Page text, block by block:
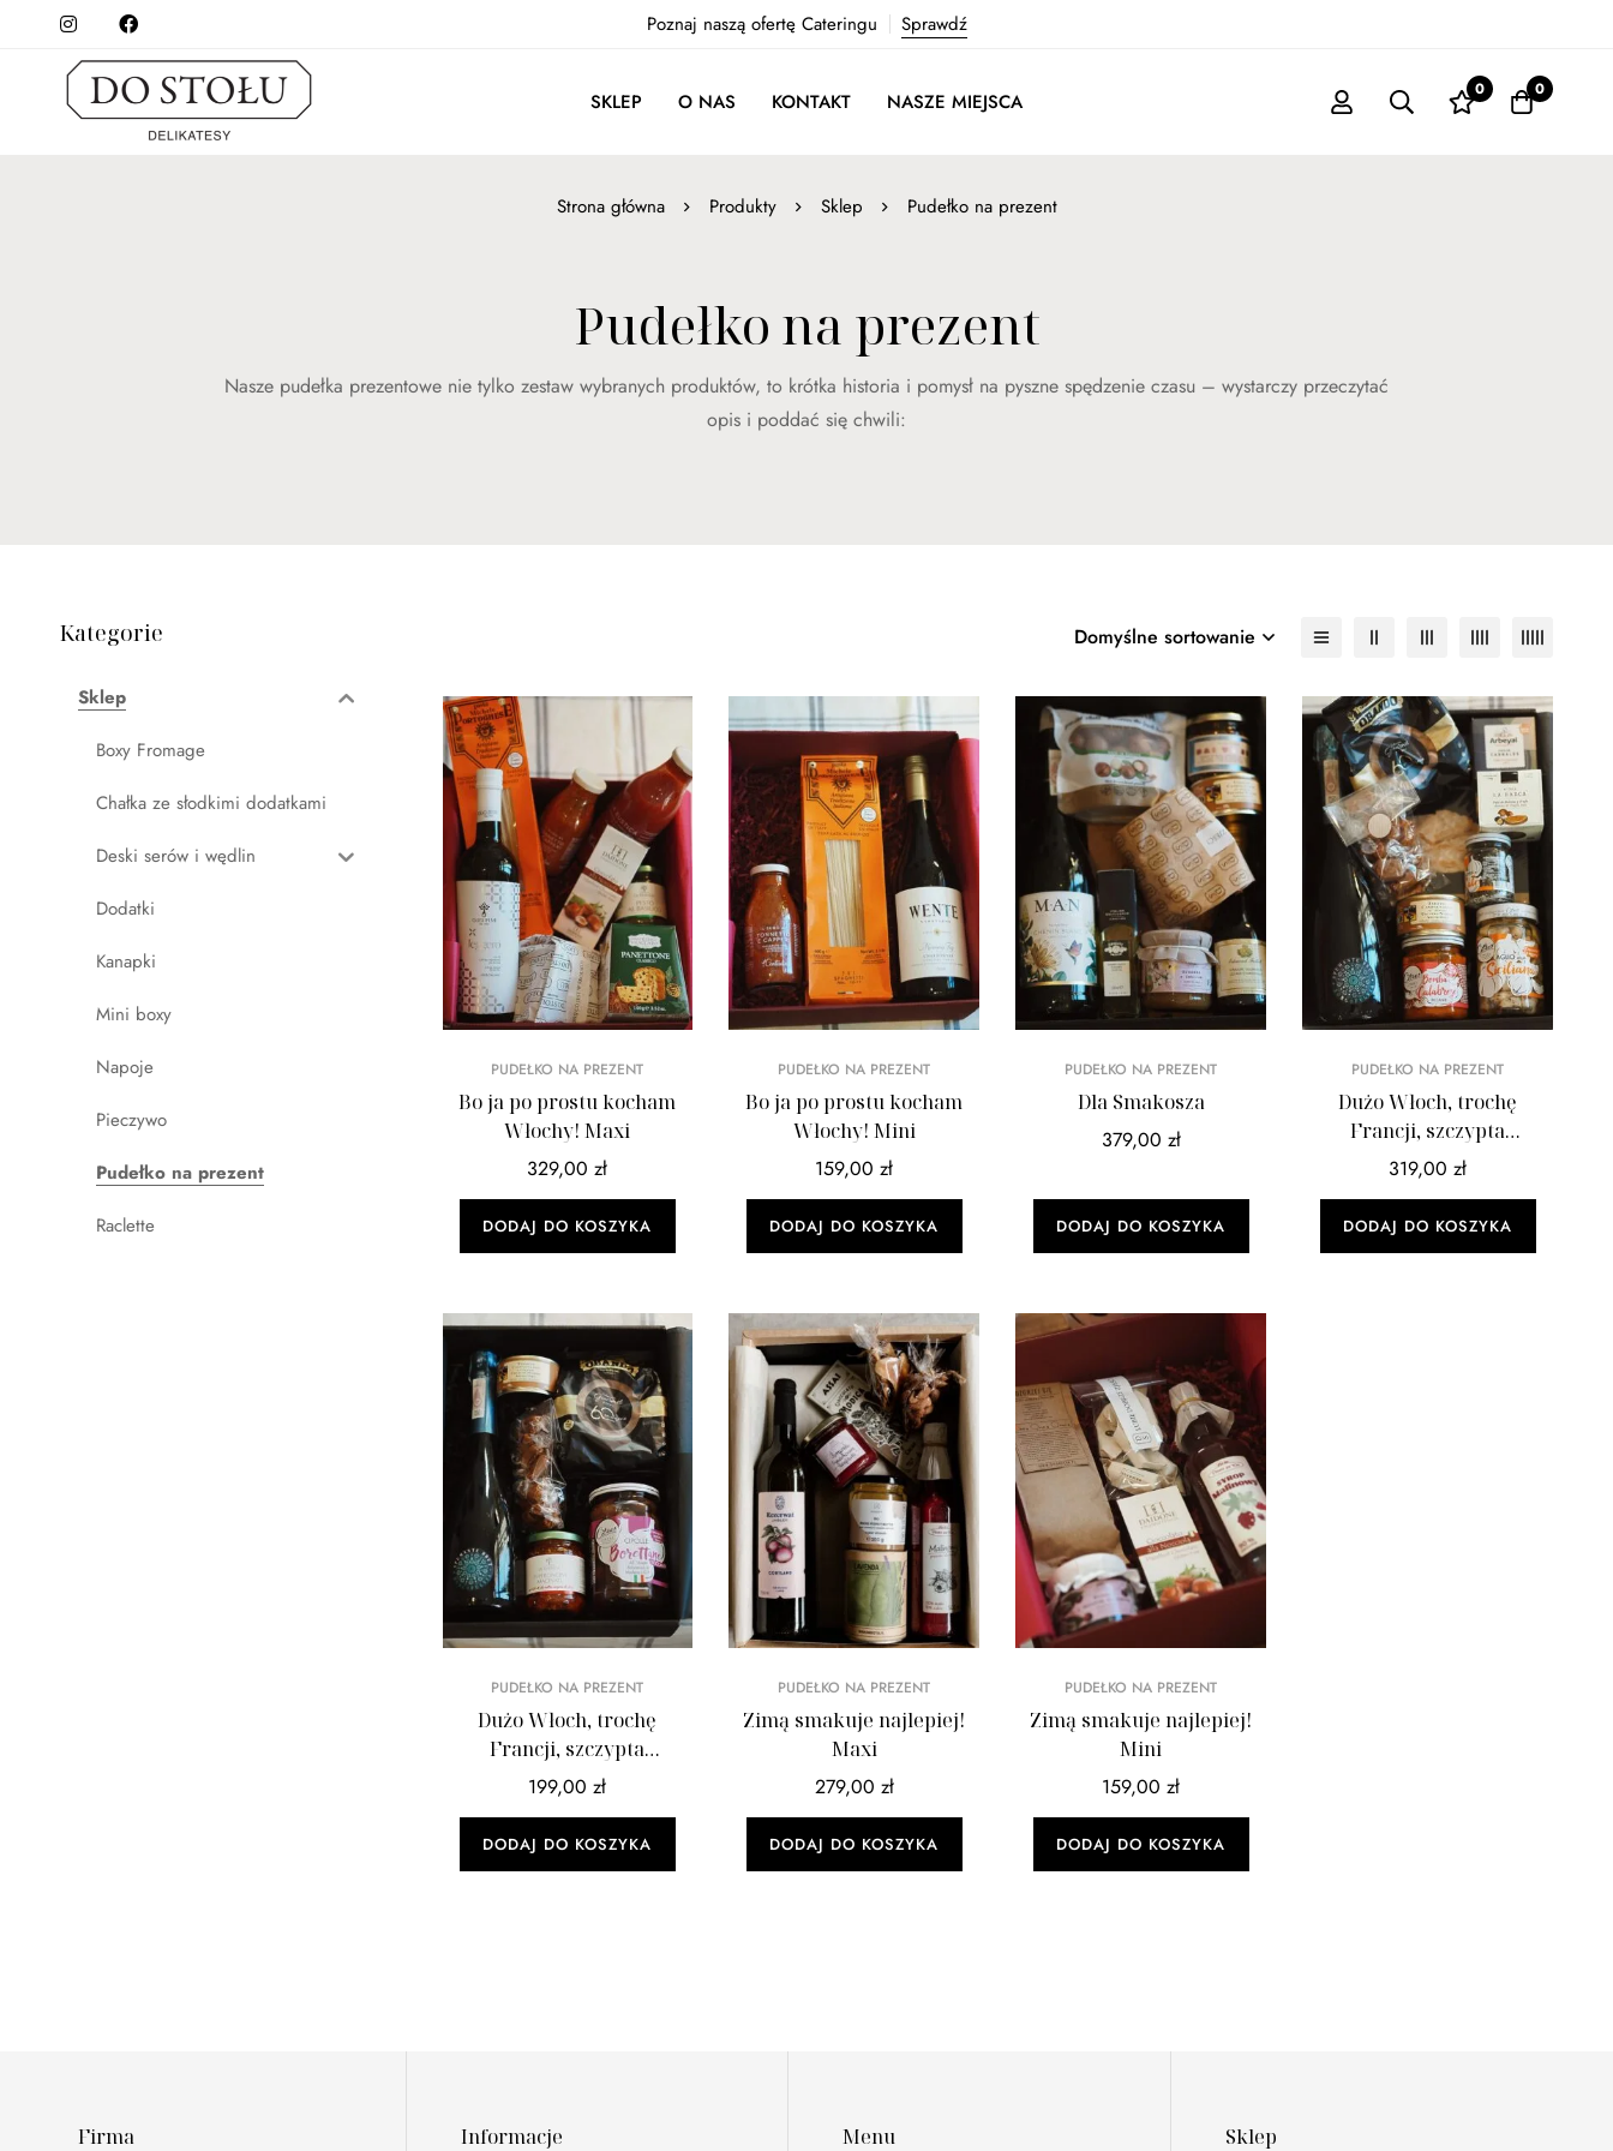
Poznaj naszą ofertę Cateringu Sprawdź
SKLEP O NAS KONTAKT NASZE MIEJSCA 0 0
Strona główna Produkty Sklep Pudełko na prezent
Pudełko na prezent
Nasze pudełka prezentowe nie tylko zestaw wybranych produktów, to krótka historia i pomysł na pyszne spędzenie czasu – wystarczy przeczytać
opis i poddać się chwili:
Kategorie
Sklep
Boxy Fromage
Chałka ze słodkimi dodatkami
Deski serów i wędlin
Dodatki
Kanapki
Mini boxy
Napoje
Pieczywo
Pudełko na prezent
Raclette
Domyślne sortowanie
PUDEŁKO NA PREZENT
Bo ja po prostu kocham
Włochy! Maxi
329,00zł
DODAJ DO KOSZYKA
PUDEŁKO NA PREZENT
Bo ja po prostu kocham
Włochy! Mini
159,00zł
DODAJ DO KOSZYKA
PUDEŁKO NA PREZENT
Dla Smakosza
379,00 zł
DODAJ DO KOSZYKA
PUDEŁKO NA PREZENT
Dużo Włoch, trochę
Francji, szczypta
Hiszpanii! Maxi
319,00zł
DODAJ DO KOSZYKA
PUDEŁKO NA PREZENT
Dużo Włoch, trochę
Francji, szczypta
Hiszpanii! Mini
199,00zł
DODAJ DO KOSZYKA
PUDEŁKO NA PREZENT
Zimą smakuje najlepiej!
Maxi
279,00 zł
DODAJ DO KOSZYKA
PUDEŁKO NA PREZENT
Zimą smakuje najlepiej!
Mini
159,00zł
DODAJ DO KOSZYKA
Firma Informacje Menu Sklep